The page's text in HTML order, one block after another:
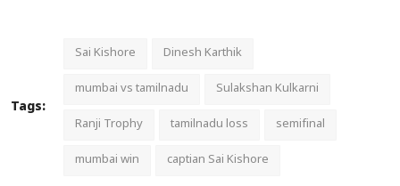
Tags:
Sai Kishore Dinesh Karthik
mumbai vs tamilnadu Sulakshan Kulkarni
Ranji Trophy tamilnadu loss semifinal
mumbai win captian Sai Kishore